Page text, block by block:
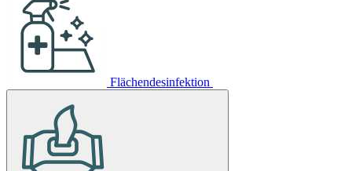
Flächendesinfektion